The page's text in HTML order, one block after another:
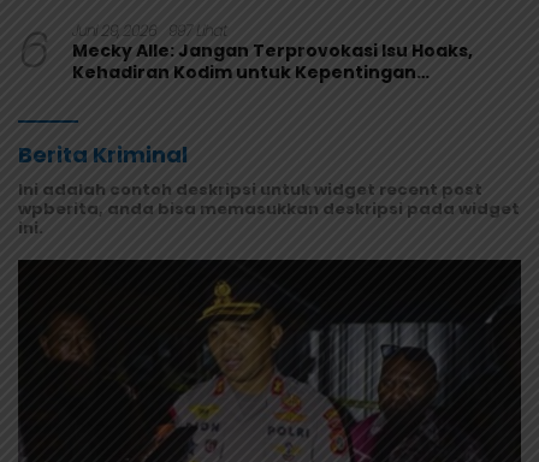
6 Juni 29, 2026 997 Lihat
Mecky Alle: Jangan Terprovokasi Isu Hoaks,
Kehadiran Kodim untuk Kepentingan
Berita Kriminal
Ini adalah contoh deskripsi untuk widget recent post
wpberita, anda bisa memasukkan deskripsi pada widget
ini.